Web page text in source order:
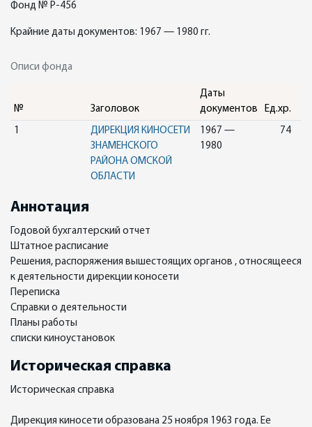
Фонд № Р-456
Крайние даты документов: 1967 — 1980 гг.
Описи фонда
№ Заголовок
Даты
документов
Ед.хр.
1
ДИРЕКЦИЯ КИНОСЕТИ
ЗНАМЕНСКОГО
РАЙОНА ОМСКОЙ
ОБЛАСТИ
1967 —
1980
74
Аннотация
Годовой бухгалтерский отчет
Штатное расписание
Решения, распоряжения вышестоящих органов , относящееся
к деятельности дирекции коносети
Переписка
Справки о деятельности
Планы работы
списки киноустановок
Историческая справка
Историческая справка
Дирекция киносети образована 25 ноября 1963 года. Ее